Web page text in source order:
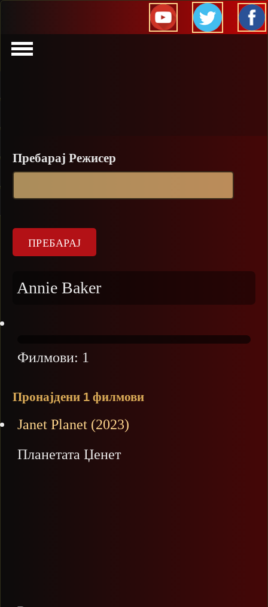
Прескокни
Пребарај Режисер
Annie Baker
Филмови: 1
Пронајдени 1 филмови
Janet Planet (2023)
Планетата Џенет